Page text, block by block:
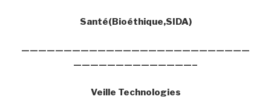
Santé(Bioéthique,SIDA)
———————————————————————————
——————————————–
Veille Technologies